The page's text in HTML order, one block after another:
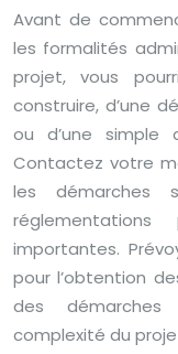
Avant de
les formalités
projet, vous
construire, d’une
ou d’une simple
Contactez votre
les démarches
importantes.
pour l’obtention
des
complexité du